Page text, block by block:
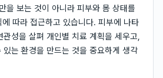
을 보는 것이 아니라 피부와 몸 상태를
따라 접근하고 있습니다. 피부에 나타
성을 살펴 개인별 치료 계획을 세우고,
는 환경을 만드는 것을 중요하게 생각